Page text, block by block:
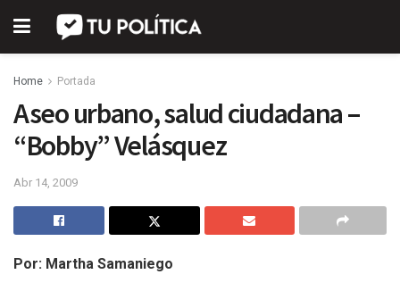
Home Portada
Aseo urbano, salud ciudadana –
“Bobby” Velásquez
Abr 14, 2009
Por: Martha Samaniego